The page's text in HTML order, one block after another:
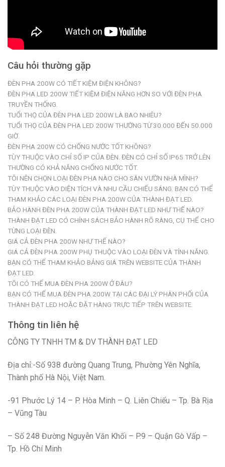
Câu hỏi thường gặp
ĐÈN PHA 200W CÓ TIẾT KIỆM ĐIỆN KHÔNG?
ĐÈN PHA LED 200W TIẾT KIỆM ĐIỆN NĂNG HƠN SO VỚI ĐÈN PHA
TRUYỀN THỐNG.
TUỔI THỌ CỦA ĐÈN PHA LED 200W LÀ BAO NHIÊU?
TUỔI THỌ CỦA ĐÈN PHA LED 200W THƯỜNG TỪ 30.000 ĐẾN 50.000
GIỜ.
ĐÈN PHA 200W CÓ CHỐNG NƯỚC TỐT KHÔNG?
TÙY THUỘC VÀO CHỈ SỐ IP CỦA ĐÈN. ĐÈN CÓ CHỈ SỐ IP65 TRỞ LÊN
THƯỜNG CÓ KHẢ NĂNG CHỐNG NƯỚC TỐT.
TÔI NÊN CHỌN LOẠI ĐÈN PHA NÀO CHO SÂN VƯỜN NHÀ MÌNH?
TÙY THUỘC VÀO DIỆN TÍCH VÀ NHU CẦU CHIẾU SÁNG. BẠN CÓ THỂ
THAM KHẢO CÁC LOẠI ĐÈN PHA 200W CỦA THÀNH ĐẠT LED.
BẢO HÀNH ĐÈN PHA 200W CỦA THÀNH ĐẠT LED NHƯ THẾ NÀO?
THÀNH ĐẠT LED CÓ CHÍNH SÁCH BẢO HÀNH RÕ RÀNG, CỤ THỂ CHO
TỪNG LOẠI ĐÈN.
GIÁ CẢ ĐÈN PHA 200W NHƯ THẾ NÀO?
GIÁ CẢ ĐÈN PHA 200W PHỤ THUỘC VÀO LOẠI ĐÈN VÀ TÍNH NĂNG.
BẠN CÓ THỂ THAM KHẢO BẢNG GIÁ TRÊN WEBSITE CỦA THÀNH
ĐẠT LED.
TÔI CÓ THỂ MUA ĐÈN PHA 200W Ở ĐÂU?
BẠN CÓ THỂ MUA ĐÈN PHA 200W TẠI CÁC ĐẠI LÝ PHÂN PHỐI CỦA
THÀNH ĐẠT LED HOẶC ĐẶT HÀNG TRỰC TIẾP TRÊN WEBSITE.
Thông tin liên hệ
CÔNG TY TNHH TM & DV THÀNH ĐẠT LED
Địa chỉ:-Số 938 đường Quang Trung, Phường Yên Nghĩa,
Thành phố Hà Nội, Việt Nam.
-91 Phước Lý 14 – P. Hòa Minh – Q. Liên Chiểu – Tp. Bà Rịa
– Vũng Tàu
– Số 248 Đường Nguyễn Văn Khối – P.9 – Quận Gò Vấp –
Tp. Hồ Chí Minh